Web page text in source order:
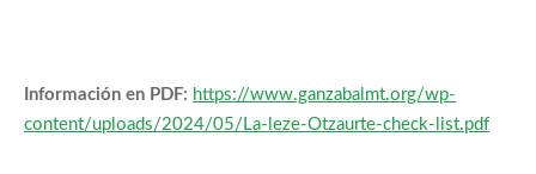
Información en PDF: https://www.ganzabalmt.org/wp-
content/uploads/2024/05/La-leze-Otzaurte-check-list.pdf